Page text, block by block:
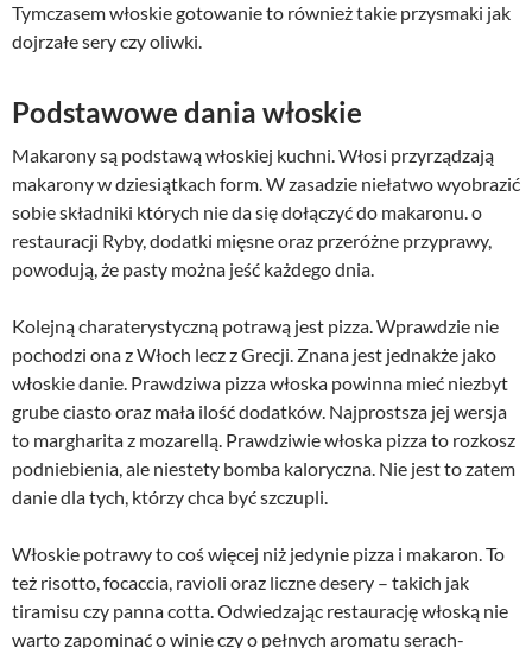
Tymczasem włoskie gotowanie to również takie przysmaki jak
dojrzałe sery czy oliwki.
Podstawowe dania włoskie
Makarony są podstawą włoskiej kuchni. Włosi przyrządzają
makarony w dziesiątkach form. W zasadzie niełatwo wyobrazić
sobie składniki których nie da się dołączyć do makaronu. o
restauracji Ryby, dodatki mięsne oraz przeróżne przyprawy,
powodują, że pasty można jeść każdego dnia.
Kolejną charaterystyczną potrawą jest pizza. Wprawdzie nie
pochodzi ona z Włoch lecz z Grecji. Znana jest jednakże jako
włoskie danie. Prawdziwa pizza włoska powinna mieć niezbyt
grube ciasto oraz mała ilość dodatków. Najprostsza jej wersja
to margharita z mozarellą. Prawdziwie włoska pizza to rozkosz
podniebienia, ale niestety bomba kaloryczna. Nie jest to zatem
danie dla tych, którzy chca być szczupli.
Włoskie potrawy to coś więcej niż jedynie pizza i makaron. To
też risotto, focaccia, ravioli oraz liczne desery – takich jak
tiramisu czy panna cotta. Odwiedzając restaurację włoską nie
warto zapominać o winie czy o pełnych aromatu serach-